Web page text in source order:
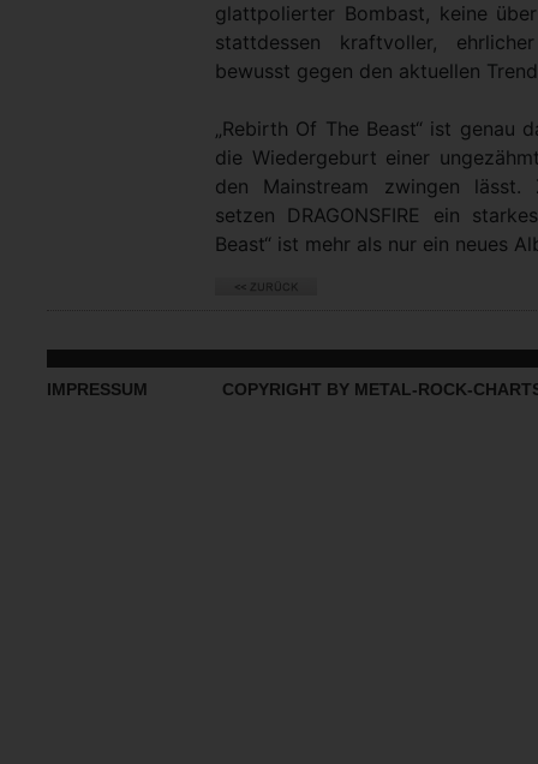
glattpolierter Bombast, keine
stattdessen kraftvoller,
bewusst gegen den aktuellen
„Rebirth Of The Beast“ ist genau
die Wiedergeburt einer
den Mainstream zwingen lässt.
setzen DRAGONSFIRE ein
Beast“ ist mehr als nur ein neues
IMPRESSUM COPYRIGHT BY METAL-ROCK-